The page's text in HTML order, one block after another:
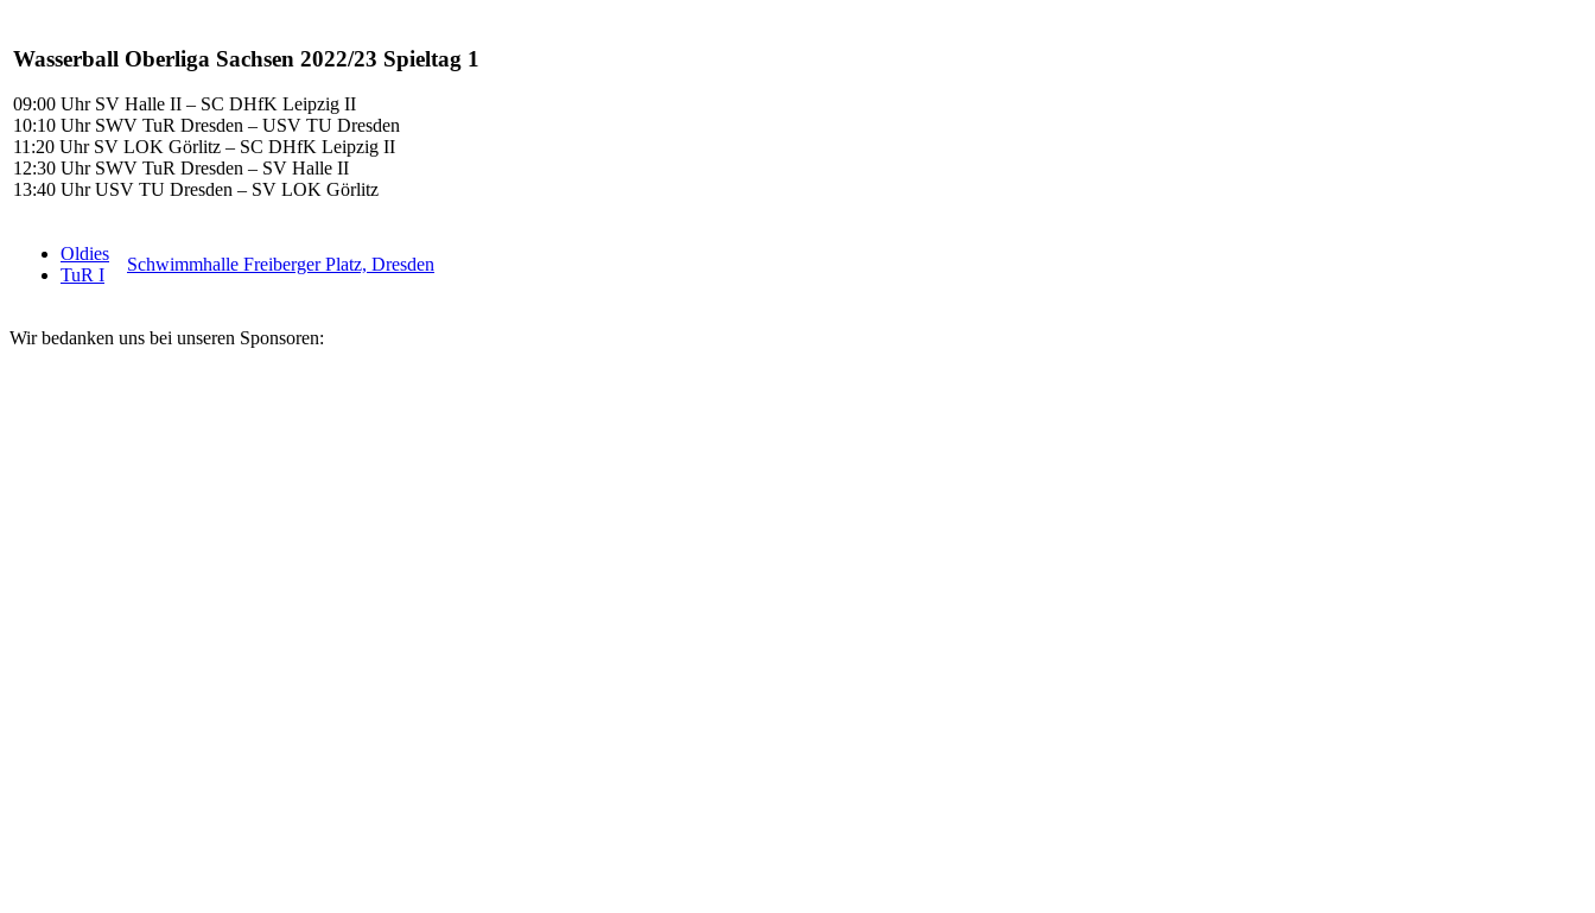
Wasserball Oberliga Sachsen 2022/23 Spieltag 1
09:00 Uhr SV Halle II – SC DHfK Leipzig II
10:10 Uhr SWV TuR Dresden – USV TU Dresden
11:20 Uhr SV LOK Görlitz – SC DHfK Leipzig II
12:30 Uhr SWV TuR Dresden – SV Halle II
13:40 Uhr USV TU Dresden – SV LOK Görlitz
Oldies
TuR I
Schwimmhalle Freiberger Platz, Dresden
Wir bedanken uns bei unseren Sponsoren: